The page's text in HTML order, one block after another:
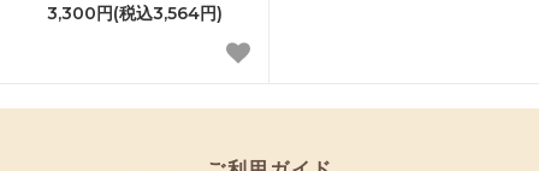
3,300円(税込3,564円)